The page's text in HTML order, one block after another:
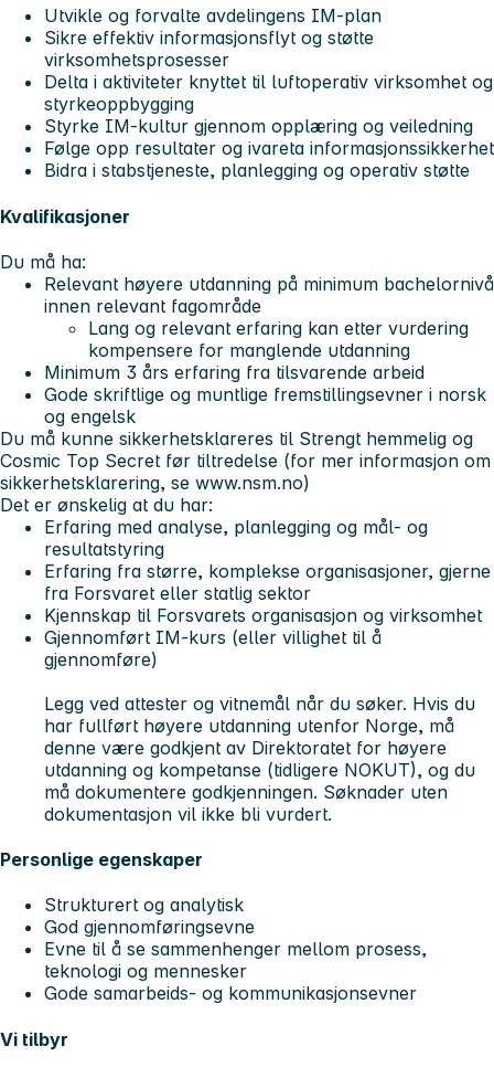
Utvikle og forvalte avdelingens IM-plan
Sikre effektiv informasjonsflyt og støtte
virksomhetsprosesser
Delta i aktiviteter knyttet til luftoperativ virksomhet og
styrkeoppbygging
Styrke IM-kultur gjennom opplæring og veiledning
Følge opp resultater og ivareta informasjonssikkerhet
Bidra i stabstjeneste, planlegging og operativ støtte
Kvalifikasjoner
Du må ha:
Relevant høyere utdanning på minimum bachelornivå
innen relevant fagområde
Lang og relevant erfaring kan etter vurdering
kompensere for manglende utdanning
Minimum 3 års erfaring fra tilsvarende arbeid
Gode skriftlige og muntlige fremstillingsevner i norsk
og engelsk
Du må kunne sikkerhetsklareres til Strengt hemmelig og
Cosmic Top Secret før tiltredelse (for mer informasjon om
sikkerhetsklarering, se www.nsm.no)
Det er ønskelig at du har:
Erfaring med analyse, planlegging og mål- og
resultatstyring
Erfaring fra større, komplekse organisasjoner, gjerne
fra Forsvaret eller statlig sektor
Kjennskap til Forsvarets organisasjon og virksomhet
Gjennomført IM-kurs (eller villighet til å
gjennomføre)
Legg ved attester og vitnemål når du søker. Hvis du
har fullført høyere utdanning utenfor Norge, må
denne være godkjent av Direktoratet for høyere
utdanning og kompetanse (tidligere NOKUT), og du
må dokumentere godkjenningen. Søknader uten
dokumentasjon vil ikke bli vurdert.
Personlige egenskaper
Strukturert og analytisk
God gjennomføringsevne
Evne til å se sammenhenger mellom prosess,
teknologi og mennesker
Gode samarbeids- og kommunikasjonsevner
Vi tilbyr